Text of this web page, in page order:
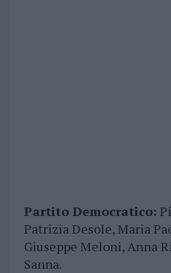
Partito Democratico:
Patrizia Desole, Maria
Giuseppe Meloni, Anna
Sanna.